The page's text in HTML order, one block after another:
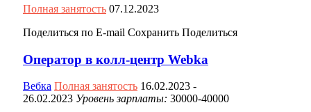
Полная занятость 07.12.2023
Поделиться по E-mail Сохранить Поделиться
Оператор в колл-центр Webka
Вебка Полная занятость 16.02.2023 -
26.02.2023 Уровень зарплаты: 30000-40000